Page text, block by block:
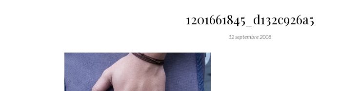
1201661845_d132c926a5
12 septembre 2008